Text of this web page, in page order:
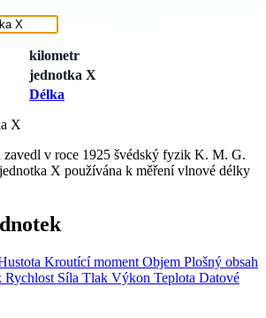
kilometr
jednotka X
Délka
X
zavedl v roce 1925 švédský fyzik K. M. G.
X používána k měření vlnové délky
Kroutící moment Objem Plošný obsah
Rychlost Síla Tlak Výkon Teplota Datové